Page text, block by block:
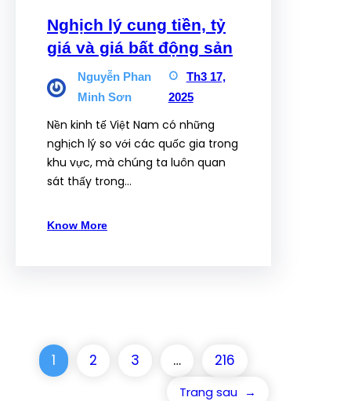
Nghịch lý cung tiền, tỷ
giá và giá bất động sản
Nguyễn Phan
Minh Sơn
Th3 17,
2025
Nền kinh tế Việt Nam có những
nghịch lý so với các quốc gia trong
khu vực, mà chúng ta luôn quan
sát thấy trong…
Know More
1 2 3 … 216
Trang sau →